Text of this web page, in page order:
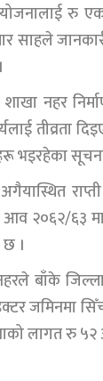
रु
साहले
नहर
भइरहेका
। आव २०६२/
।
बाँके
जमिनमा
लागत रु ५२